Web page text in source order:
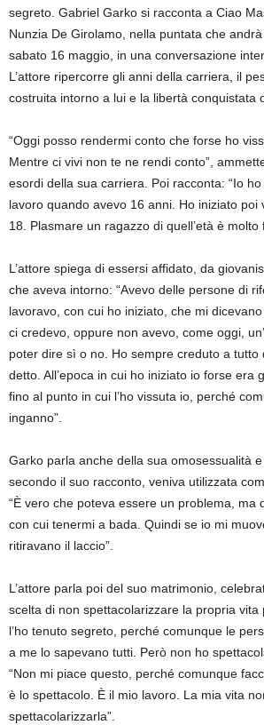
segreto. Gabriel Garko si racconta a Ciao
Nunzia De Girolamo, nella puntata che
sabato 16 maggio, in una conversazione
L’attore ripercorre gli anni della carriera, il
costruita intorno a lui e la libertà conquistata
“Oggi posso rendermi conto che forse ho
Mentre ci vivi non te ne rendi conto”,
esordi della sua carriera. Poi racconta: “Io
lavoro quando avevo 16 anni. Ho iniziato poi
18. Plasmare un ragazzo di quell’età è molto
L’attore spiega di essersi affidato, da
che aveva intorno: “Avevo delle persone di
lavoravo, con cui ho iniziato, che mi
ci credevo, oppure non avevo, come oggi,
poter dire sì o no. Ho sempre creduto a tutto
detto. All’epoca in cui ho iniziato io forse era
fino al punto in cui l’ho vissuta io, perché
inganno”.
Garko parla anche della sua omosessualità
secondo il suo racconto, veniva utilizzata
“È vero che poteva essere un problema, ma
con cui tenermi a bada. Quindi se io mi
ritiravano il laccio”.
L’attore parla poi del suo matrimonio,
scelta di non spettacolarizzare la propria vita
l’ho tenuto segreto, perché comunque le
a me lo sapevano tutti. Però non ho
“Non mi piace questo, perché comunque
è lo spettacolo. È il mio lavoro. La mia vita
spettacolarizzarla”.